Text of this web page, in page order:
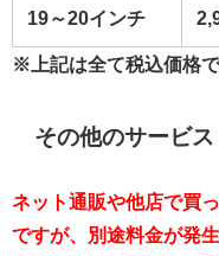
19～20インチ
※上記は全て税込価格で
その他のサービス
ネット通販や他店で買
ですが、別途料金が発